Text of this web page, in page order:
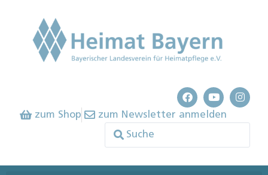
zum Shop zum Newsletter anmelden